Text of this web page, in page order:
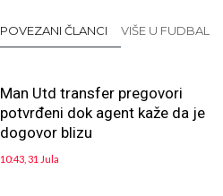
POVEZANI ČLANCI VIŠE U FUDBAL
Man Utd transfer pregovori
potvrđeni dok agent kaže da je
dogovor blizu
10:43, 31 Jula